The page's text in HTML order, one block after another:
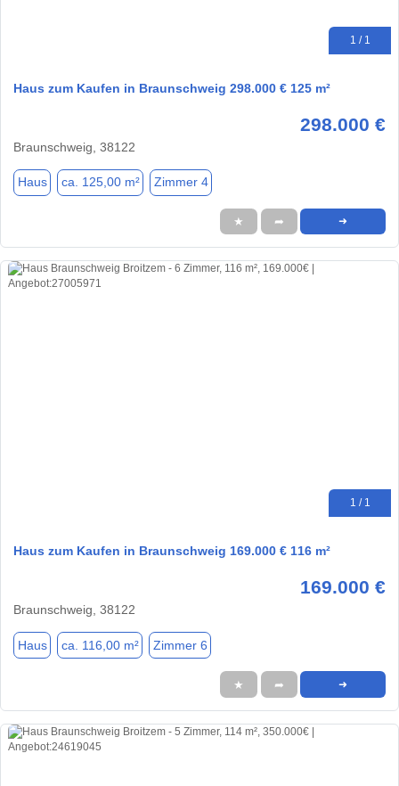
1 / 1
Haus zum Kaufen in Braunschweig 298.000 € 125 m²
298.000 €
Braunschweig, 38122
Haus ca. 125,00 m² Zimmer 4
★ ➦ ➜
1 / 1
Haus zum Kaufen in Braunschweig 169.000 € 116 m²
169.000 €
Braunschweig, 38122
Haus ca. 116,00 m² Zimmer 6
★ ➦ ➜